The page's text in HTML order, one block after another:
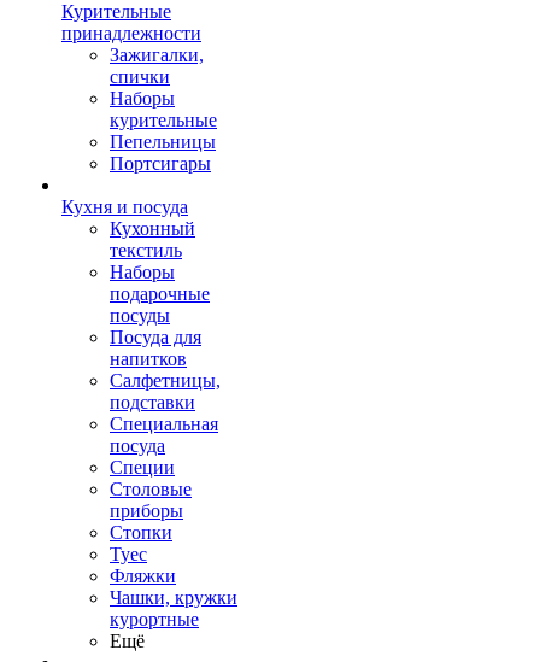
Курительные
принадлежности
Зажигалки,
спички
Наборы
курительные
Пепельницы
Портсигары
Кухня и посуда
Кухонный
текстиль
Наборы
подарочные
посуды
Посуда для
напитков
Салфетницы,
подставки
Специальная
посуда
Специи
Столовые
приборы
Стопки
Туес
Фляжки
Чашки, кружки
курортные
Ещё